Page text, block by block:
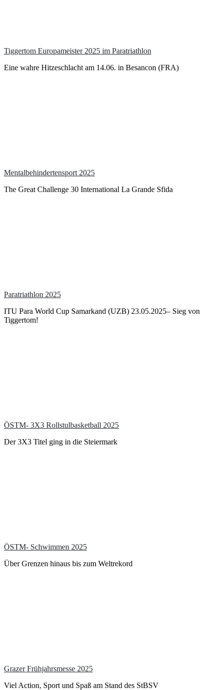
Tiggertom Europameister 2025 im Paratriathlon
Eine wahre Hitzeschlacht am 14.06. in Besancon (FRA)
Mentalbehindertensport 2025
The Great Challenge 30 International La Grande Sfida
Paratriathlon 2025
ITU Para World Cup Samarkand (UZB) 23.05.2025– Sieg von
Tiggertom!
ÖSTM- 3X3 Rollstulbasketball 2025
Der 3X3 Titel ging in die Steiermark
ÖSTM- Schwimmen 2025
Über Grenzen hinaus bis zum Weltrekord
Grazer Frühjahrsmesse 2025
Viel Action, Sport und Spaß am Stand des StBSV